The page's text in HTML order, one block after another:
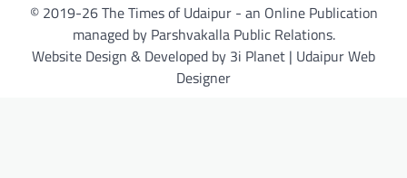
© 2019-26 The Times of Udaipur - an Online Publication
managed by Parshvakalla Public Relations.
Website Design & Developed by 3i Planet | Udaipur Web
Designer